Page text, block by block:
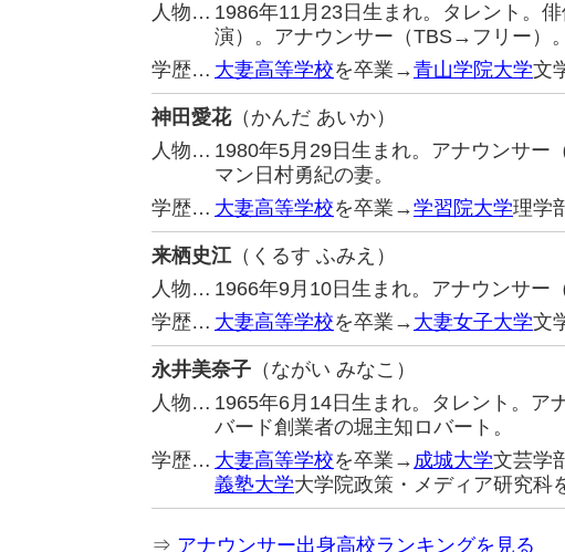
人物… 1986年11月23日生まれ。タレント。
演）。アナウンサー（TBS→フリー）。
学歴… 大妻高等学校を卒業→青山学院大学文
神田愛花（かんだ あいか）
人物… 1980年5月29日生まれ。アナウンサー
マン日村勇紀の妻。
学歴… 大妻高等学校を卒業→学習院大学理学
来栖史江（くるす ふみえ）
人物… 1966年9月10日生まれ。アナウンサー
学歴… 大妻高等学校を卒業→ 大妻女子大学文
永井美奈子 （ながい みなこ）
人物… 1965年6月14日生まれ。タレント。
バード創業者の堀主知ロバート。
学歴… 大妻高等学校を卒業→ 成城大学文芸学
義塾大学大学院政策・メディア研究科
⇒ アナウンサー出身高校ランキングを見る